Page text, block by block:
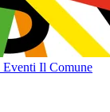
Eventi Il Comune